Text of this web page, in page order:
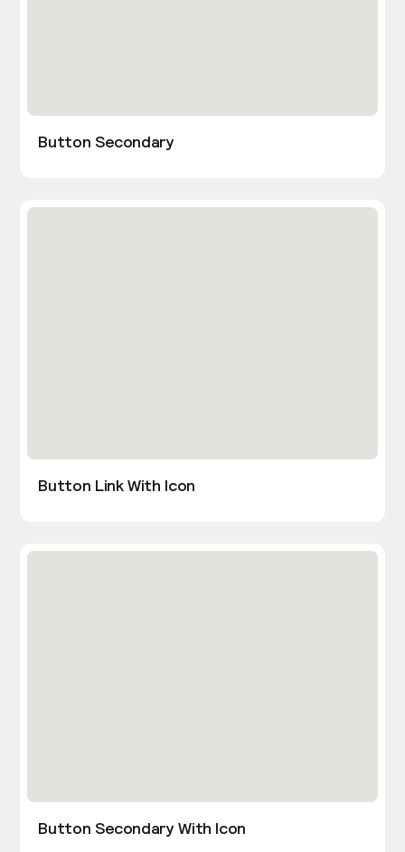
Button Secondary
Button Link With Icon
Button Secondary With Icon